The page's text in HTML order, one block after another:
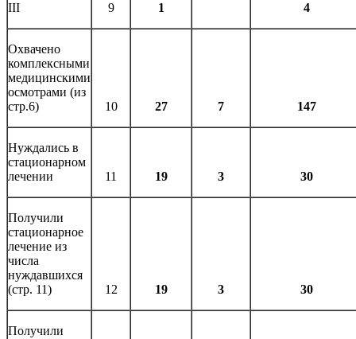
III 9 1 4
Охвачено
комплексными
медицинскими
осмотрами (из
стр.6)
10 27 7 147
Нуждались в
стационарном
лечении
11 19 3 30
Получили
стационарное
лечение из
числа
нуждавшихся
(стр. 11)
12 19 3 30
Получили